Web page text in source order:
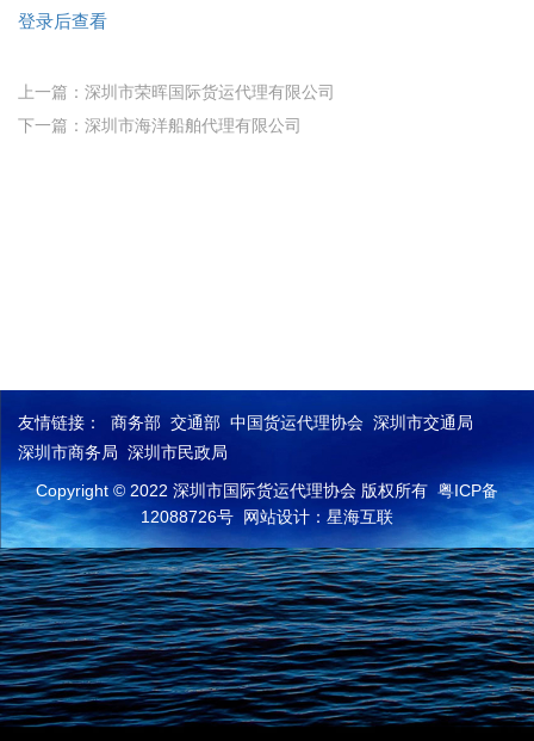
登录后查看
上一篇：深圳市荣晖国际货运代理有限公司
下一篇：深圳市海洋船舶代理有限公司
友情链接： 商务部 交通部 中国货运代理协会 深圳市交通局
深圳市商务局 深圳市民政局
Copyright © 2022 深圳市国际货运代理协会 版权所有 粤ICP备
12088726号 网站设计：星海互联